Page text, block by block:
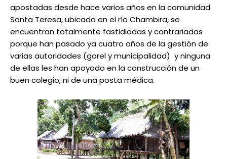
apostadas desde hace varios años en la comunidad
Santa Teresa, ubicada en el río Chambira, se
encuentran totalmente fastidiadas y contrariadas
porque han pasado ya cuatro años de la gestión de
varias autoridades (gorel y municipalidad) y ninguna
de ellas les han apoyado en la construcción de un
buen colegio, ni de una posta médica.